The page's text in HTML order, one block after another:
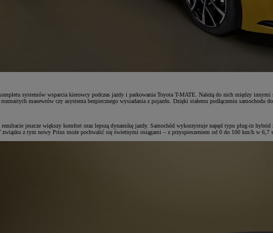
systemów wsparcia kierowcy podczas jazdy i parkowania Toyota T-MATE. Należą do nich między
manewrów czy asystenta bezpiecznego wysiadania z pojazdu. Dzięki stałemu podłączeniu
jeszcze większy komfort oraz lepszą dynamikę jazdy. Samochód wykorzystuje napęd typu plug-in
związku z tym nowy Prius może pochwalić się świetnymi osiągami – z przyspieszeniem od 0 do 100 km/h w